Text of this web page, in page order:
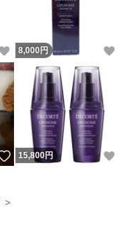
いいね！
8,000 円
いいね！
15,800円